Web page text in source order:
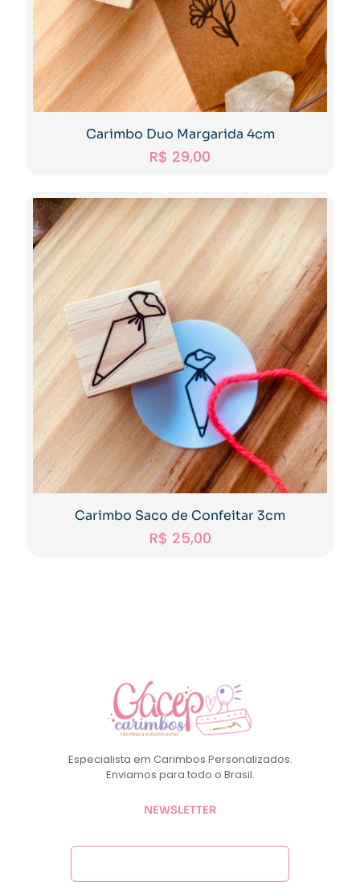
Carimbo Duo Margarida 4cm
R$ 29,00
Carimbo Saco de Confeitar 3cm
R$ 25,00
Especialista em Carimbos Personalizados.
Enviamos para todo o Brasil.
NEWSLETTER